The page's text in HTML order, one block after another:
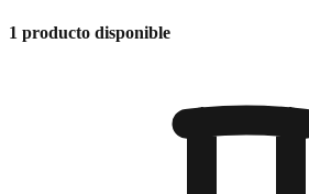
1 producto disponible